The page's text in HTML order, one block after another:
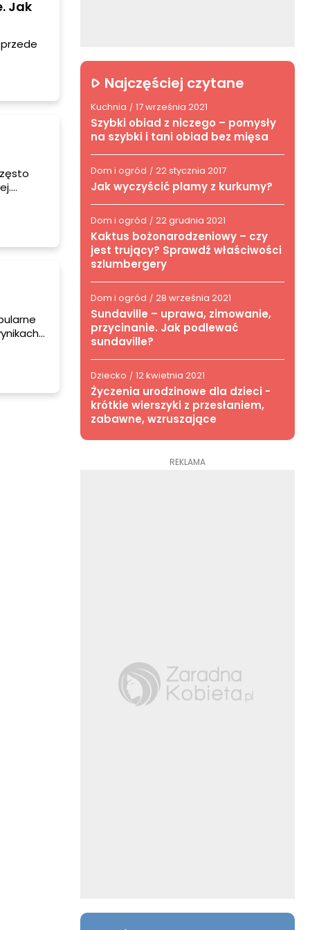
Jak
Najczęściej czytane
Kuchnia / 17 września 2021
Szybki obiad z niczego – pomysły
na szybki i tani obiad bez mięsa
Dom i ogród / 22 stycznia 2017
Jak wyczyścić plamy z kurkumy?
Dom i ogród / 22 grudnia 2021
Kaktus bożonarodzeniowy – czy
jest trujący? Sprawdź właściwości
szlumbergery
Dom i ogród / 28 września 2021
Sundaville – uprawa, zimowanie,
przycinanie. Jak podlewać
sundaville?
Dziecko / 12 kwietnia 2021
Życzenia urodzinowe dla dzieci -
krótkie wierszyki z przesłaniem,
zabawne, wzruszające
REKLAMA